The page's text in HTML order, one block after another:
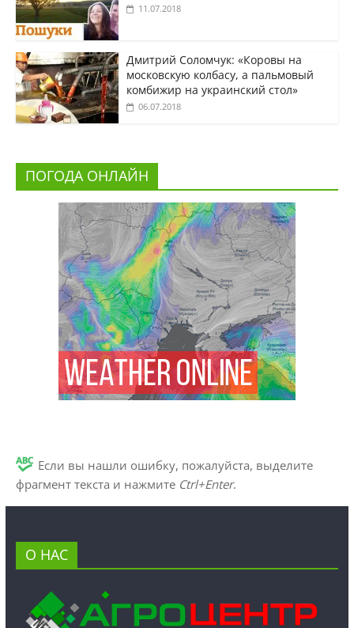
11.07.2018
Дмитрий Соломчук: «Коровы на
московскую колбасу, а пальмовый
комбижир на украинский стол»
06.07.2018
ПОГОДА ОНЛАЙН
Если вы нашли ошибку, пожалуйста, выделите
фрагмент текста и нажмите Ctrl+Enter.
О НАС